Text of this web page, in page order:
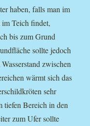
haben, falls man im
Teich findet,
bis zum Grund
sollte jedoch
zwischen
wärmt sich das
sehr
tiefen Bereich in den
zum Ufer sollte